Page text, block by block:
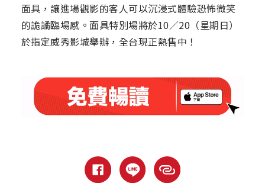
面具，讓進場觀影的客人可以沉浸式體驗恐怖微笑
的詭譎臨場感。面具特別場將於10／20（星期日）
於指定威秀影城舉辦，全台現正熱售中！